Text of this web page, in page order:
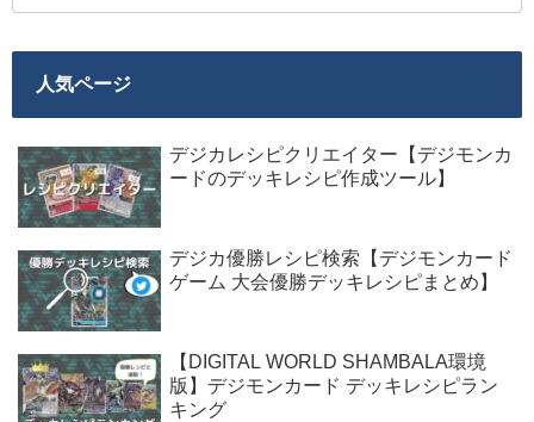
人気ページ
デジカレシピクリエイター【デジモンカ
ードのデッキレシピ作成ツール】
デジカ優勝レシピ検索【デジモンカード
ゲーム 大会優勝デッキレシピまとめ】
【DIGITAL WORLD SHAMBALA環境
版】デジモンカード デッキレシピラン
キング